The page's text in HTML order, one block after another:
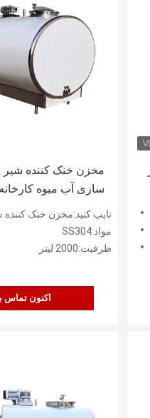
مخزن خنک کننده شیر
سازی آب میوه
تایپ کنید:مخزن خنک کننده
مواد:SS304
ظرفیت:2000 لیتر
اکنون تماس